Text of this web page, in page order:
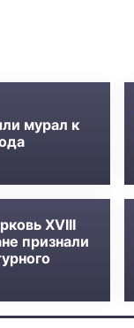
мурал к
XVIII
признали